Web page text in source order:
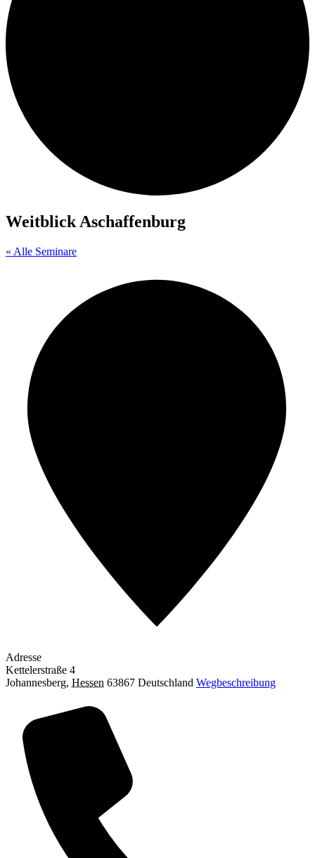
Weitblick Aschaffenburg
« Alle Seminare
Adresse
Kettelerstraße 4
Johannesberg, Hessen 63867 Deutschland Wegbeschreibung